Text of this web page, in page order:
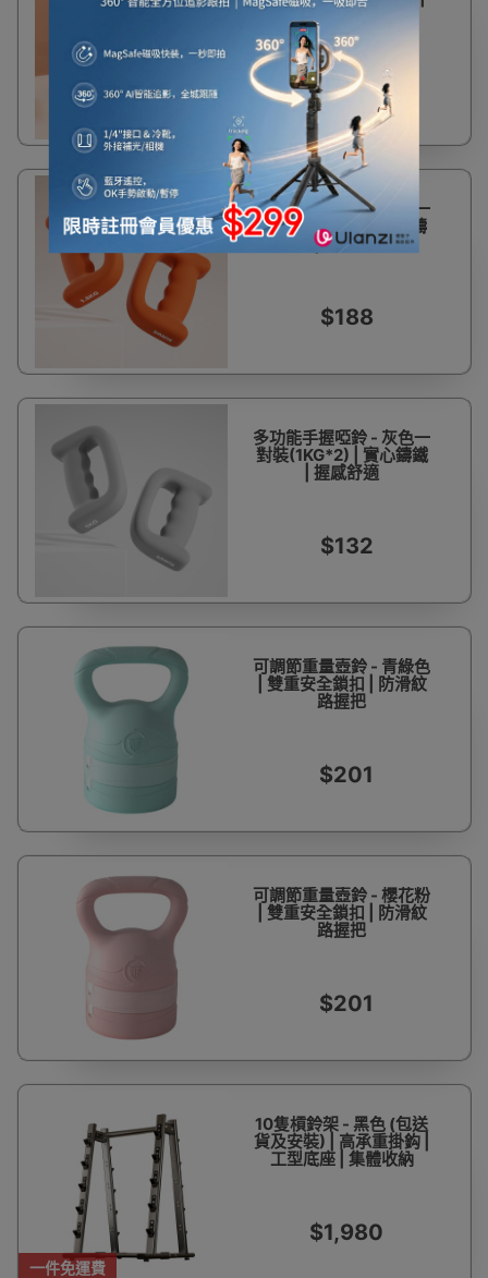
2.5-5kg可調節重量
$229
多功能手握啞鈴 - 橙色一
對裝(1.5KG*2) | 實心鑄
鐵 | 握感舒適
$188
多功能手握啞鈴 - 灰色一
對裝(1KG*2) | 實心鑄鐵
| 握感舒適
$132
可調節重量壺鈴 - 青綠色
| 雙重安全鎖扣 | 防滑紋
路握把
$201
可調節重量壺鈴 - 櫻花粉
| 雙重安全鎖扣 | 防滑紋
路握把
$201
一件免運費
10隻槓鈴架 - 黑色 (包送
貨及安裝) | 高承重掛鈎 |
工型底座 | 集體收納
$1,980